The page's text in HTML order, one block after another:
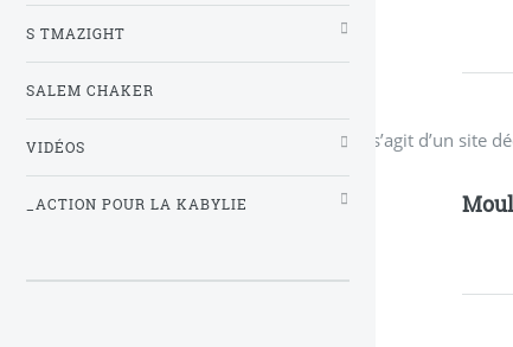
Il s’agit d’un
S TMAZIGHT
SALEM CHAKER
VIDÉOS
_ACTION POUR LA KABYLIE